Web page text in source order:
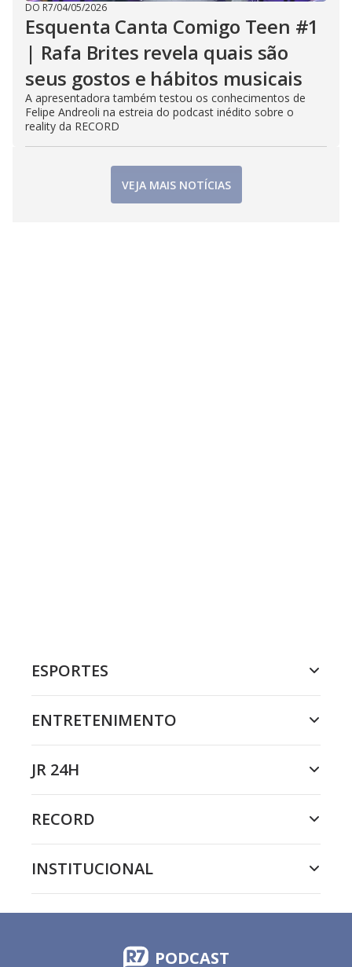
DO R7/04/05/2026
Esquenta Canta Comigo Teen #1
| Rafa Brites revela quais são
seus gostos e hábitos musicais
A apresentadora também testou os conhecimentos de
Felipe Andreoli na estreia do podcast inédito sobre o
reality da RECORD
VEJA MAIS NOTÍCIAS
ESPORTES
ENTRETENIMENTO
JR 24H
RECORD
INSTITUCIONAL
PODCAST